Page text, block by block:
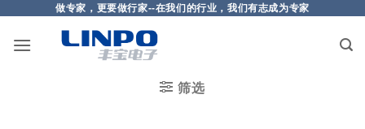
做专家，更要做行家--在我们的行业，我们有志成为专家
筛选